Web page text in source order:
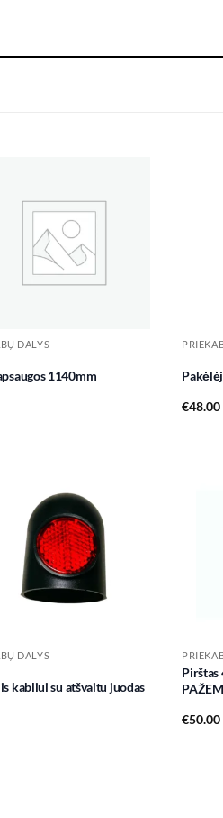
DALYS
1140mm
€48.00
DALYS
kabliui su atšvaitu juodas
Pirštas
€50.00